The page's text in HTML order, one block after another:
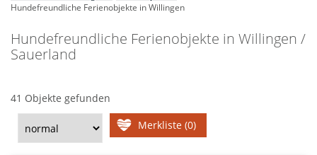
Hundefreundliche Ferienobjekte in Willingen
Hundefreundliche Ferienobjekte in Willingen /
Sauerland
41 Objekte gefunden
Merkliste (0)